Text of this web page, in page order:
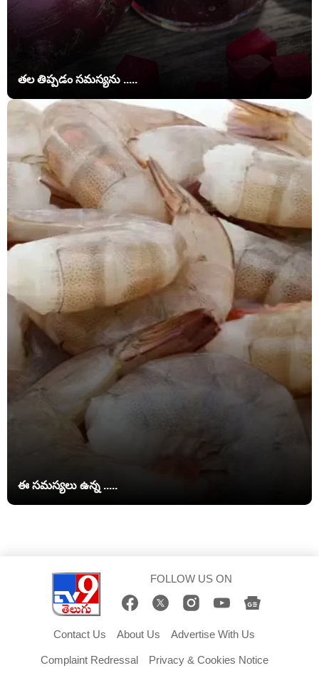
తల తిప్పడం సమస్యను .....
ఈ సమస్యలు ఉన్న .....
FOLLOW US ON
Contact Us About Us Advertise With Us
Complaint Redressal Privacy & Cookies Notice